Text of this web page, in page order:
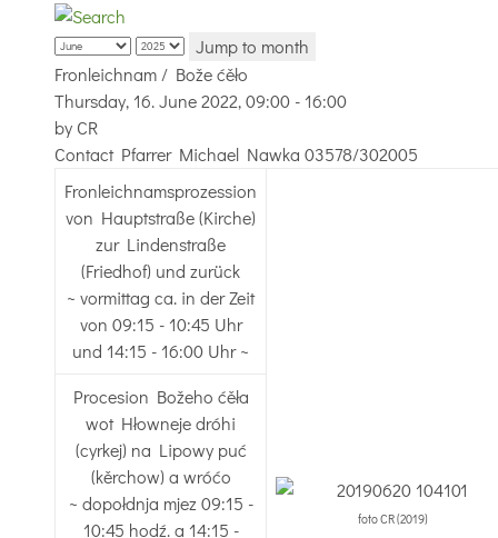
Jump to month
Fronleichnam / Bože ćěło
Thursday, 16. June 2022, 09:00 - 16:00
by CR
Contact Pfarrer Michael Nawka 03578/302005
Fronleichnamsprozession
von Hauptstraße (Kirche)
zur Lindenstraße
(Friedhof) und zurück
~ vormittag ca. in der Zeit
von 09:15 - 10:45 Uhr
und 14:15 - 16:00 Uhr ~
foto CR (2019)
Procesion Božeho ćěła
wot Hłowneje dróhi
(cyrkej) na Lipowy puć
(kěrchow) a wróćo
~ dopołdnja mjez 09:15 -
10:45 hodź. a 14:15 -